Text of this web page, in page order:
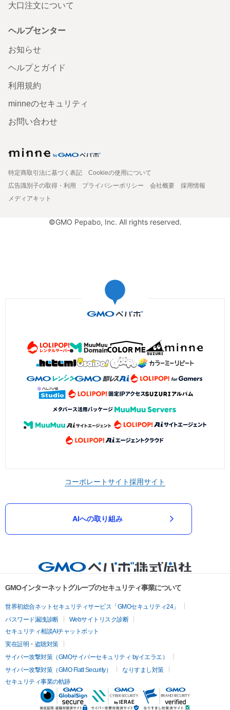
大口注文について
ヘルプセンター
お知らせ
ヘルプとガイド
利用規約
minneのセキュリティ
お問い合わせ
特定商取引法に基づく表記
Cookieの使用について
広告識別子の取得・利用
プライバシーポリシー 会社概要
採用情報
メディアキット
©GMO Pepabo, Inc. All rights reserved.
コーポレートサイト採用サイト
AIへの取り組み
GMOインターネットグループのセキュリティ事業について
世界初総合ネットセキュリティサービス「GMOセキュリティ24」
パスワード漏洩診断
Webサイトリスク診断
セキュリティ相談AIチャットボット
実在証明・盗聴対策
サイバー攻撃対策（GMOサイバーセキュリティ byイエラエ）
サイバー攻撃対策（GMO Flatt Security）
なりすまし対策
セキュリティ事業の軌跡